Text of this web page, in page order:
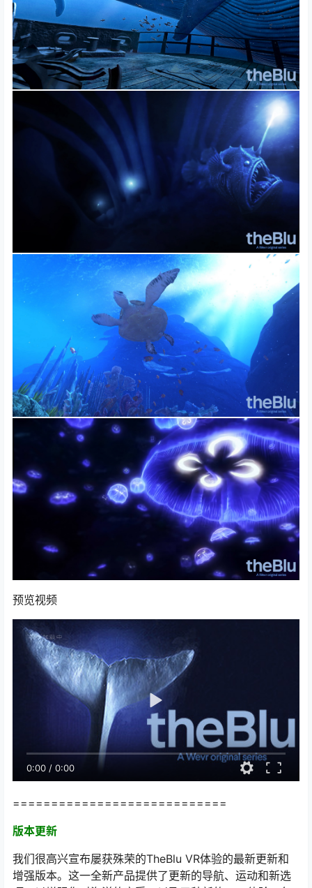
预览视频
0:00 / 0:00
============================
版本更新
我们很高兴宣布屡获殊荣的TheBlu VR体验的最新更新和
增强版本。这一全新产品提供了更新的导航、运动和新选